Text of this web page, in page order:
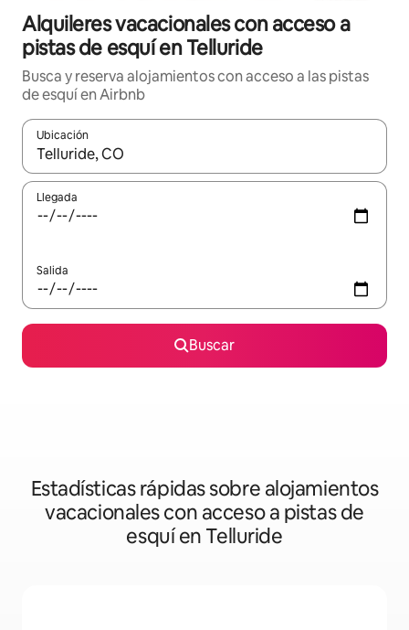
Alquileres vacacionales con acceso a
pistas de esquí en Telluride
Busca y reserva alojamientos con acceso a las pistas
de esquí en Airbnb
Ubicación
Cuando los resultados estén disponibles, navega con las
Llegada
Salida
Buscar
Estadísticas rápidas sobre alojamientos
vacacionales con acceso a pistas de
esquí en Telluride